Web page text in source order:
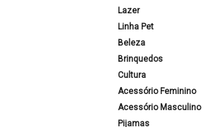
Lazer
Linha Pet
Beleza
Brinquedos
Cultura
Acessório Feminino
Acessório Masculino
Pijamas